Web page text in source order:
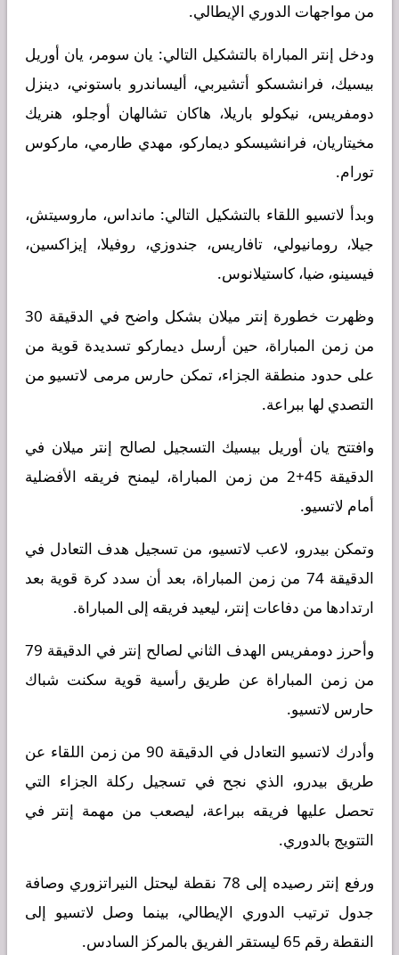
من مواجهات الدوري الإيطالي.
ودخل إنتر المباراة بالتشكيل التالي: يان سومر، يان أوريل
بيسيك، فرانشسكو أتشيربي، أليساندرو باستوني، دينزل
دومفريس، نيكولو باريلا، هاكان تشالهان أوجلو، هنريك
مخيتاريان، فرانشيسكو ديماركو، مهدي طارمي، ماركوس
تورام.
وبدأ لاتسيو اللقاء بالتشكيل التالي: مانداس، ماروسيتش،
جيلا، رومانيولي، تافاريس، جندوزي، روفيلا، إيزاكسين،
فيسينو، ضيا، كاستيلانوس.
وظهرت خطورة إنتر ميلان بشكل واضح في الدقيقة 30
من زمن المباراة، حين أرسل ديماركو تسديدة قوية من
على حدود منطقة الجزاء، تمكن حارس مرمى لاتسيو من
التصدي لها ببراعة.
وافتتح يان أوريل بيسيك التسجيل لصالح إنتر ميلان في
الدقيقة 45+2 من زمن المباراة، ليمنح فريقه الأفضلية
أمام لاتسيو.
وتمكن بيدرو، لاعب لاتسيو، من تسجيل هدف التعادل في
الدقيقة 74 من زمن المباراة، بعد أن سدد كرة قوية بعد
ارتدادها من دفاعات إنتر، ليعيد فريقه إلى المباراة.
وأحرز دومفريس الهدف الثاني لصالح إنتر في الدقيقة 79
من زمن المباراة عن طريق رأسية قوية سكنت شباك
حارس لاتسيو.
وأدرك لاتسيو التعادل في الدقيقة 90 من زمن اللقاء عن
طريق بيدرو، الذي نجح في تسجيل ركلة الجزاء التي
تحصل عليها فريقه ببراعة، ليصعب من مهمة إنتر في
التتويج بالدوري.
ورفع إنتر رصيده إلى 78 نقطة ليحتل النيراتزوري وصافة
جدول ترتيب الدوري الإيطالي، بينما وصل لاتسيو إلى
النقطة رقم 65 ليستقر الفريق بالمركز السادس.